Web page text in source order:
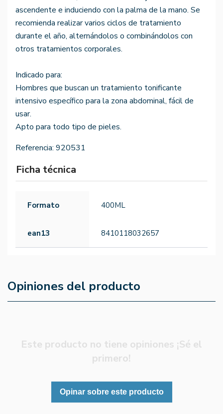
ascendente e induciendo con la palma de la mano. Se
recomienda realizar varios ciclos de tratamiento
durante el año, alternándolos o combinándolos con
otros tratamientos corporales.
Indicado para:
Hombres que buscan un tratamiento tonificante
intensivo específico para la zona abdominal, fácil de
usar.
Apto para todo tipo de pieles.
Referencia: 920531
Ficha técnica
Formato 400ML
ean13 8410118032657
Opiniones del producto
Este producto no tiene opiniones ¡Sé el
primero!
Opinar sobre este producto